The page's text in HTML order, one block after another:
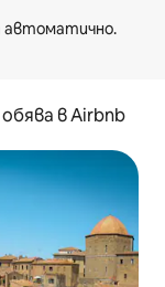
в Airbnb